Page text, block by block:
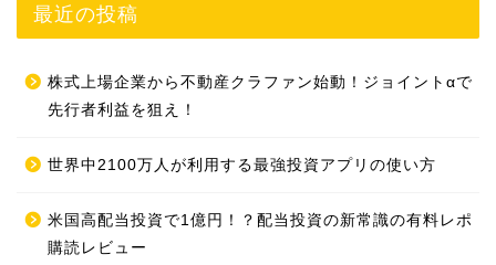
最近の投稿
株式上場企業から不動産クラファン始動！ジョイントαで
先行者利益を狙え！
世界中2100万人が利用する最強投資アプリの使い方
米国高配当投資で1億円！？配当投資の新常識の有料レポ
購読レビュー